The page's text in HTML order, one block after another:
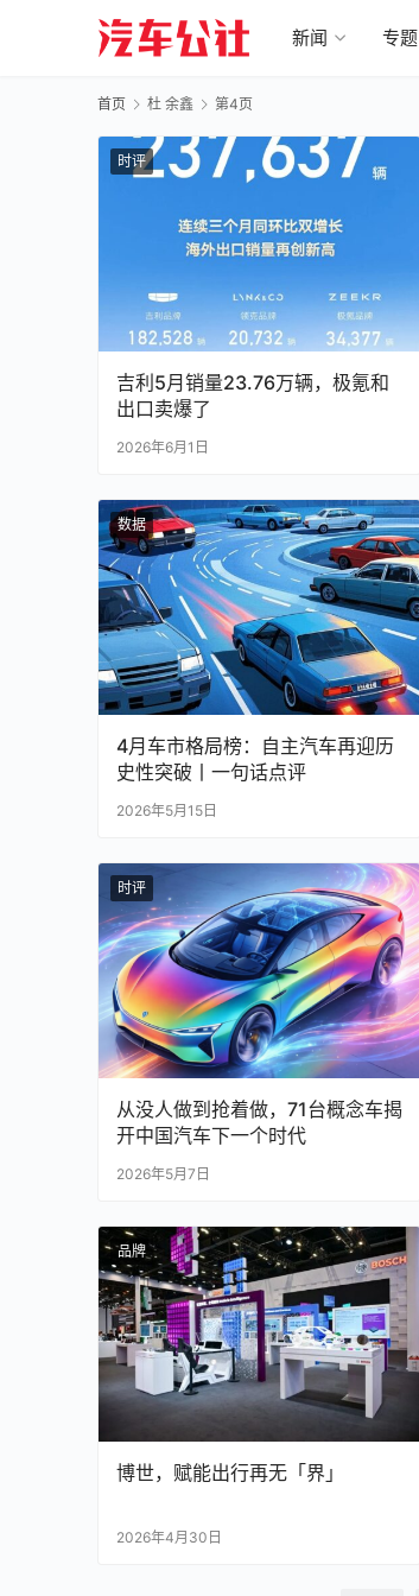
新闻 专题
首页 杜 余鑫 第4页
时评
吉利5月销量23.76万辆，极氪和
出口卖爆了
2026年6月1日
数据
4月车市格局榜：自主汽车再迎历
史性突破丨一句话点评
2026年5月15日
时评
从没人做到抢着做，71台概念车揭
开中国汽车下一个时代
2026年5月7日
品牌
博世，赋能出行再无「界」
2026年4月30日